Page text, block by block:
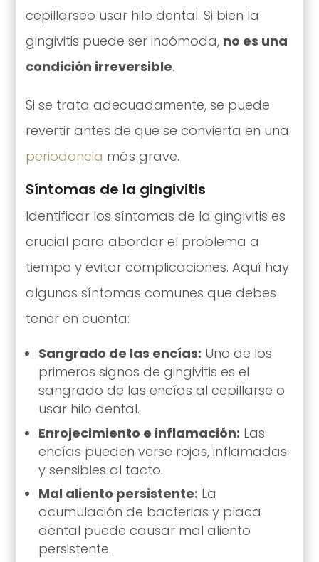
cepillarseo usar hilo dental. Si bien la
gingivitis puede ser incómoda, no es una
condición irreversible.
Si se trata adecuadamente, se puede
revertir antes de que se convierta en una
periodoncia más grave.
Síntomas de la gingivitis
Identificar los síntomas de la gingivitis es
crucial para abordar el problema a
tiempo y evitar complicaciones. Aquí hay
algunos síntomas comunes que debes
tener en cuenta:
Sangrado de las encías: Uno de los
primeros signos de gingivitis es el
sangrado de las encías al cepillarse o
usar hilo dental.
Enrojecimiento e inflamación: Las
encías pueden verse rojas, inflamadas
y sensibles al tacto.
Mal aliento persistente: La
acumulación de bacterias y placa
dental puede causar mal aliento
persistente.